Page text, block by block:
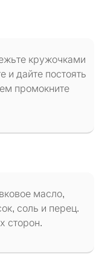
кружочками
и дайте постоять
промокните
масло,
соль и перец.
сторон.